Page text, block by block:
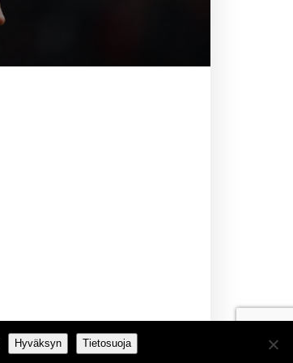
Hyväksyn Tietosuoja